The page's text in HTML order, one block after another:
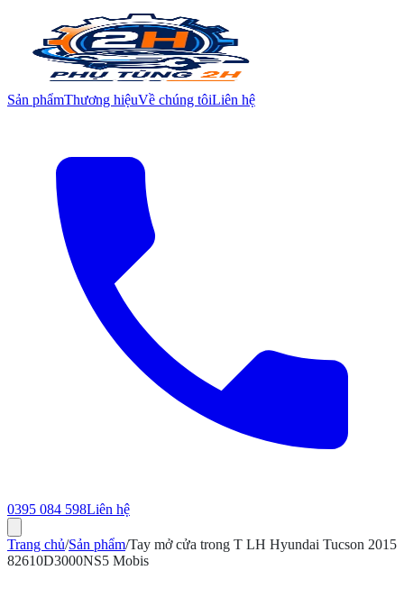
Sản phẩmThương hiệuVề chúng tôiLiên hệ
0395 084 598Liên hệ
Trang chủ/Sản phẩm/Tay mở cửa trong T LH Hyundai Tucson 2015
82610D3000NS5 Mobis